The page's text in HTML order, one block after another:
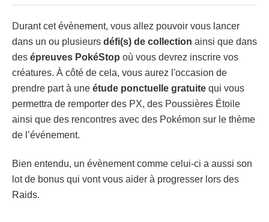
Durant cet évènement, vous allez pouvoir vous lancer
dans un ou plusieurs défi(s) de collection ainsi que dans
des épreuves PokéStop où vous devrez inscrire vos
créatures. À côté de cela, vous aurez l'occasion de
prendre part à une étude ponctuelle gratuite qui vous
permettra de remporter des PX, des Poussières Étoile
ainsi que des rencontres avec des Pokémon sur le thème
de l’événement.
Bien entendu, un évènement comme celui-ci a aussi son
lot de bonus qui vont vous aider à progresser lors des
Raids.